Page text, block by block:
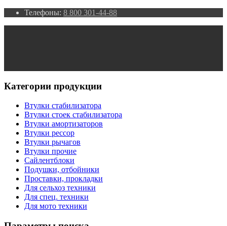
Телефоны: 8 800 301-44-88
Категории продукции
Втулки стабилизатора
Втулки стоек стабилизатора
Втулки амортизаторов
Втулки рессор
Втулки рычагов
Втулки прочие
Сайлентблоки
Подушки, отбойники
Проставки, прокладки
Для сельхоз техники
Для спец. техники
Для мото техники